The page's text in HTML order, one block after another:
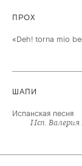
ПРОХ
«Deh! torna mio
ШАПИ
Испанская песня
Исп. Валерия